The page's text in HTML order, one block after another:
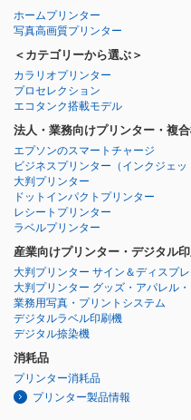
ホームプリンター
写真高画質プリンター
＜カテゴリーから選ぶ＞
カラリオプリンター
プロセレクション
エコタンク搭載モデル
法人・業務向けプリンター・複
エプソンのスマートチャージ
ビジネスプリンター （インクジェ
大判プリンター
ドットインパクトプリンター
レシートプリンター
ラベルプリンター
産業向けプリンター・デジタル
大判プリンター サイン＆ディスプレ
大判プリンター グッズ・アパレル
業務用写真・プリントシステム
デジタルラベル印刷機
デジタル捺染機
消耗品
プリンター消耗品
プリンター製品情報